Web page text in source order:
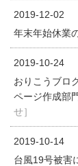
2019-12-02
年末年始休業
2019-10-24
おりこうブロ
ページ作成部
せ］
2019-10-14
台風19号被害